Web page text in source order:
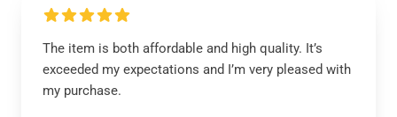
The item is both affordable and high quality. It’s
exceeded my expectations and I’m very pleased with
my purchase.